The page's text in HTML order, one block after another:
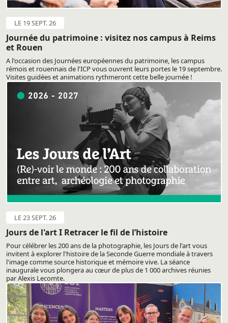
LE 19 SEPT. 26
Journée du patrimoine : visitez nos campus à Reims
et Rouen
A l'occasion des Journées européennes du patrimoine, les campus
rémois et rouennais de l'ICP vous ouvrent leurs portes le 19 septembre.
Visites guidées et animations rythmeront cette belle journée !
LE 23 SEPT. 26
Jours de l'art I Retracer le fil de l’histoire
Pour célébrer les 200 ans de la photographie, les Jours de l'art vous
invitent à explorer l'histoire de la Seconde Guerre mondiale à travers
l'image comme source historique et mémoire vive. La séance
inaugurale vous plongera au cœur de plus de 1 000 archives réunies
par Alexis Lecomte.